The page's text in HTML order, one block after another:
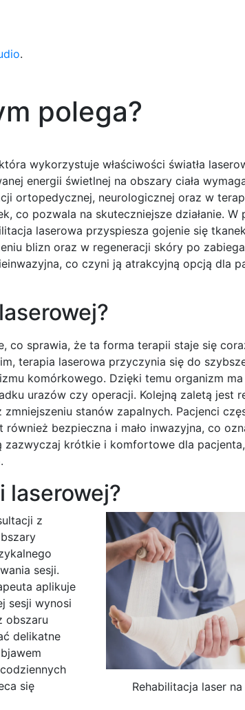
.
polega?
wykorzystuje właściwości światła
energii świetlnej na obszary ciała
ortopedycznej, neurologicznej oraz w
co pozwala na skuteczniejsze działanie. W
laserowa przyspiesza gojenie się
blizn oraz w regeneracji skóry po
co czyni ją atrakcyjną opcją dla
co sprawia, że ta forma terapii staje się
terapia laserowa przyczynia się do
komórkowego. Dzięki temu organizm
urazów czy operacji. Kolejną zaletą jest
stanów zapalnych. Pacjenci
bezpieczna i mało inwazyjna, co
krótkie i komfortowe dla
laserowej?
Rehabilitacja laser
z
sesji.
aplikuje
sesji wynosi
obszaru
delikatne
się